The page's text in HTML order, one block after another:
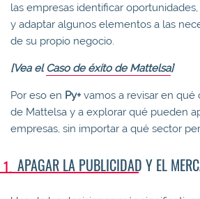
las empresas identificar
y adaptar algunos elementos a las
de su propio negocio.
[Vea elCaso de éxito de Mattelsa]
Por eso en Py+ vamos a revisar en
de Mattelsa y a explorar qué pueden
empresas, sin importar a qué sector
APAGAR LA PUBLICIDAD Y EL